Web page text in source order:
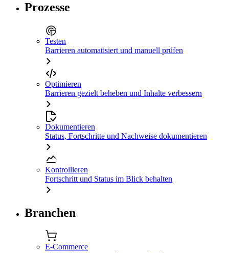
Prozesse
Testen
Barrieren automatisiert und manuell prüfen
Optimieren
Barrieren gezielt beheben und Inhalte verbessern
Dokumentieren
Status, Fortschritte und Nachweise dokumentieren
Kontrollieren
Fortschritt und Status im Blick behalten
Branchen
E-Commerce